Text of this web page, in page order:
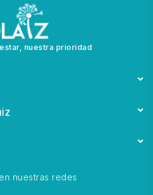
nuestra prioridad
nuestras redes